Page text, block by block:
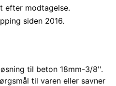
efter modtagelse.
siden 2016.
til beton 18mm-3/8''.
til varen eller savner